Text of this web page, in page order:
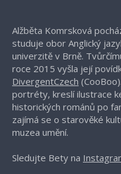
Alžběta Komrsková
studuje obor Anglický
univerzitě v Brně.
roce 2015 vyšla její
DivergentCzech
portréty, kreslí ilustrace
historických románů po
zajímá se o starověké
muzea umění.
Sledujte Bety na